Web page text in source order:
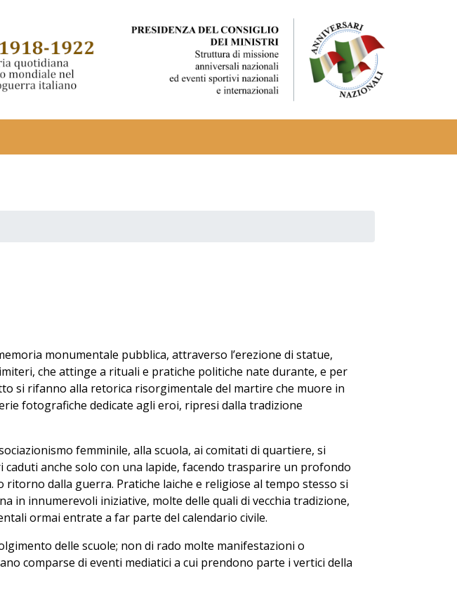
monumentale pubblica, attraverso l’erezione di statue,
che attinge a rituali e pratiche politiche nate durante, e per
si rifanno alla retorica risorgimentale del martire che muore in
fotografiche dedicate agli eroi, ripresi dalla tradizione
femminile, alla scuola, ai comitati di quartiere, si
anche solo con una lapide, facendo trasparire un profondo
dalla guerra. Pratiche laiche e religiose al tempo stesso si
in innumerevoli iniziative, molte delle quali di vecchia tradizione,
ormai entrate a far parte del calendario civile.
delle scuole; non di rado molte manifestazioni o
comparse di eventi mediatici a cui prendono parte i vertici della